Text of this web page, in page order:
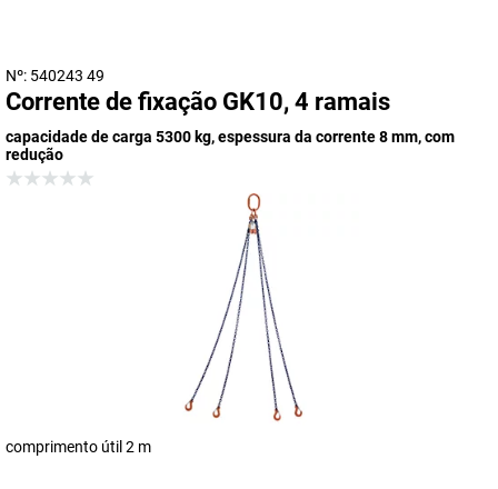
Nº: 540243 49
Corrente de fixação GK10, 4 ramais
capacidade de carga 5300 kg, espessura da corrente 8 mm, com
redução
comprimento útil 2 m